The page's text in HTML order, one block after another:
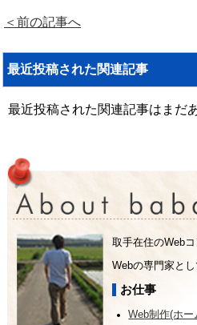
＜前の記事へ
最近投稿された関連記事
最近投稿された関連記事はまだ
取手在住のWeb
Webの専門家と
お仕事
Web制作(ホ